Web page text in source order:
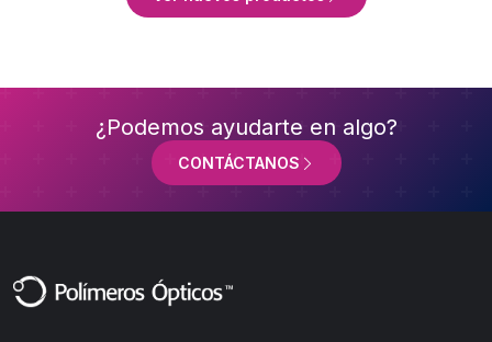
¿Podemos ayudarte en algo?
CONTÁCTANOS